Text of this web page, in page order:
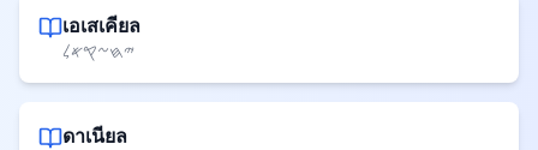
เอเสเคียล
𐤉𐤇𐤆𐤒𐤀𐤋
ดาเนียล